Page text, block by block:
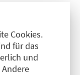
Cookies.
für das
und